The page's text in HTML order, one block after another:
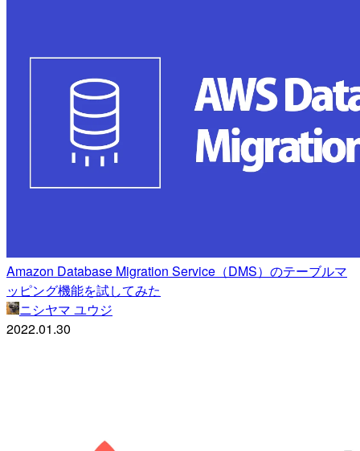
Amazon Database Migration Service（DMS）のテーブルマ
ッピング機能を試してみた
ニシヤマ ユウジ
2022.01.30